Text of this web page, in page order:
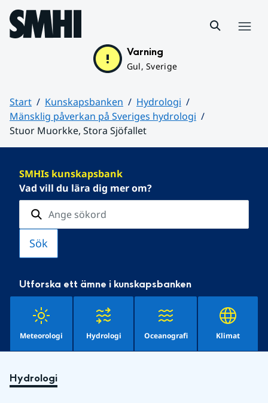
Hoppa till sidans innehåll
Varning
Gul, Sverige
Start Kunskapsbanken
Hydrologi
Mänsklig påverkan på Sveriges hydrologi
Stuor Muorkke, Stora Sjöfallet
SMHIs kunskapsbank
Vad vill du lära dig mer om?
Utforska ett ämne i kunskapsbanken
Meteorologi Hydrologi Oceanografi Klimat
Hydrologi